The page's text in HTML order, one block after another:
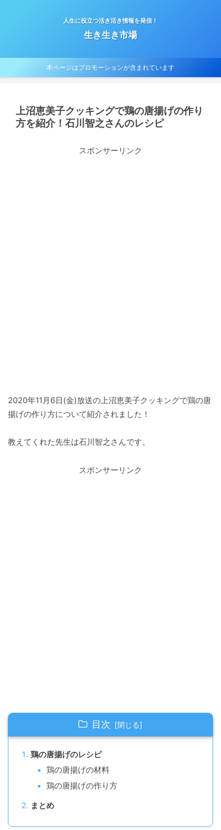
人生に役立つ活き活き情報を発信！
生き生き市場
本ページはプロモーションが含まれています
上沼恵美子クッキングで鶏の唐揚げの作り
方を紹介！石川智之さんのレシピ
スポンサーリンク
2020年11月6日(金)放送の上沼恵美子クッキングで鶏の唐
揚げの作り方について紹介されました！
教えてくれた先生は石川智之さんです。
スポンサーリンク
目次
鶏の唐揚げのレシピ
鶏の唐揚げの材料
鶏の唐揚げの作り方
まとめ